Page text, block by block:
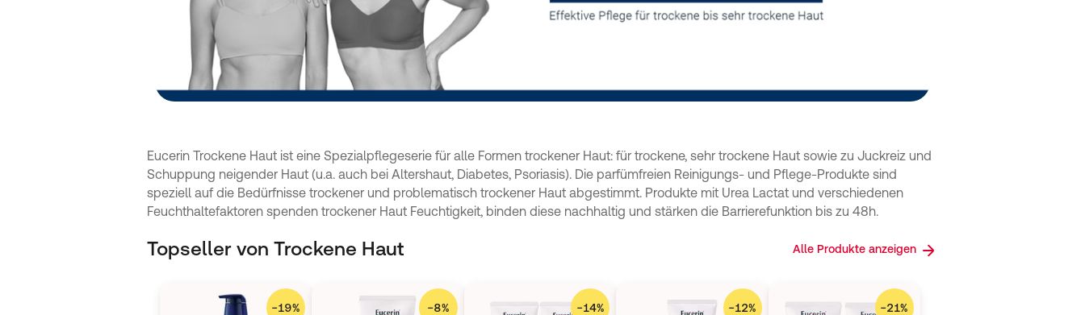
Eucerin Trockene Haut ist eine Spezialpflegeserie für alle Formen trockener Haut: für trockene, sehr trockene Haut sowie zu Juckreiz und
Schuppung neigender Haut (u.a. auch bei Altershaut, Diabetes, Psoriasis). Die parfümfreien Reinigungs- und Pflege-Produkte sind
speziell auf die Bedürfnisse trockener und problematisch trockener Haut abgestimmt. Produkte mit Urea Lactat und verschiedenen
Feuchthaltefaktoren spenden trockener Haut Feuchtigkeit, binden diese nachhaltig und stärken die Barrierefunktion bis zu 48h.
Topseller von Trockene Haut Alle Produkte anzeigen
−19% −8% −14% −12% −21%